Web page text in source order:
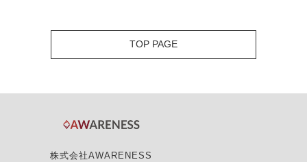
TOP PAGE
株式会社AWARENESS